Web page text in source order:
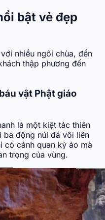
bật vẻ đẹp
nhiều ngôi chùa, đền
thập phương đến
vật Phật giáo
là một kiệt tác thiên
ba động núi đá vôi liên
có cảnh quan kỳ ảo mà
trọng của vùng.